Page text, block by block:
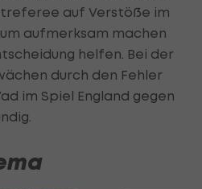
auf Verstöße im
aufmerksam machen
helfen. Bei der
durch den Fehler
im Spiel England gegen